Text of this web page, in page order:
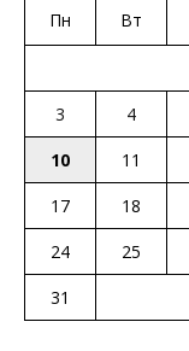
Пн Вт
3
4
10
11
17
18
24
25
31